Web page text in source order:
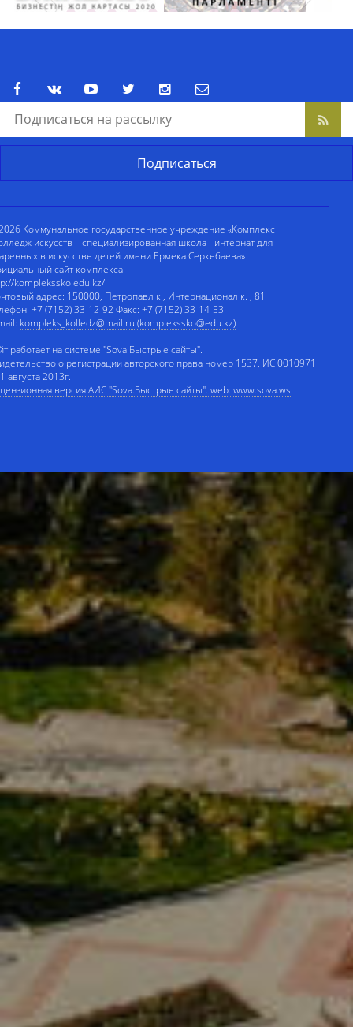
Коммунальное государственное учреждение «Комплекс
искусств – специализированная школа - интернат для
в искусстве детей имени Ермека Серкебаева»
сайт комплекса
komplekssko.edu.kz/
адрес: 150000, Петропавл к., Интернационал к. , 81
+7 (7152) 33-12-92 Факс: +7 (7152) 33-14-53
kompleks_kolledz@mail.ru (komplekssko@edu.kz)
работает на системе "Sova.Быстрые сайты".
о регистрации авторского права номер 1537, ИС 0010971
августа 2013г.
версия АИС "Sova.Быстрые сайты". web: www.sova.ws